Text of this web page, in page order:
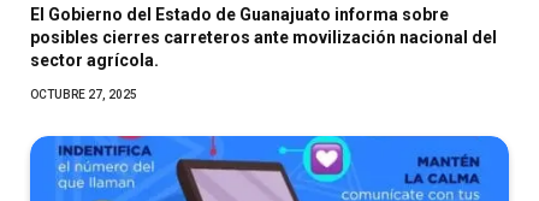
El Gobierno del Estado de Guanajuato informa sobre
posibles cierres carreteros ante movilización nacional del
sector agrícola.
OCTUBRE 27, 2025